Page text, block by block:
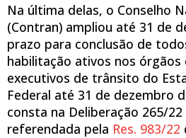
Na última delas, o Conselho
(Contran) ampliou até 31 de
prazo para conclusão de
habilitação ativos nos órgãos
executivos de trânsito do
Federal até 31 de dezembro
consta na Deliberação 265/
referendada pela Res. 983/22